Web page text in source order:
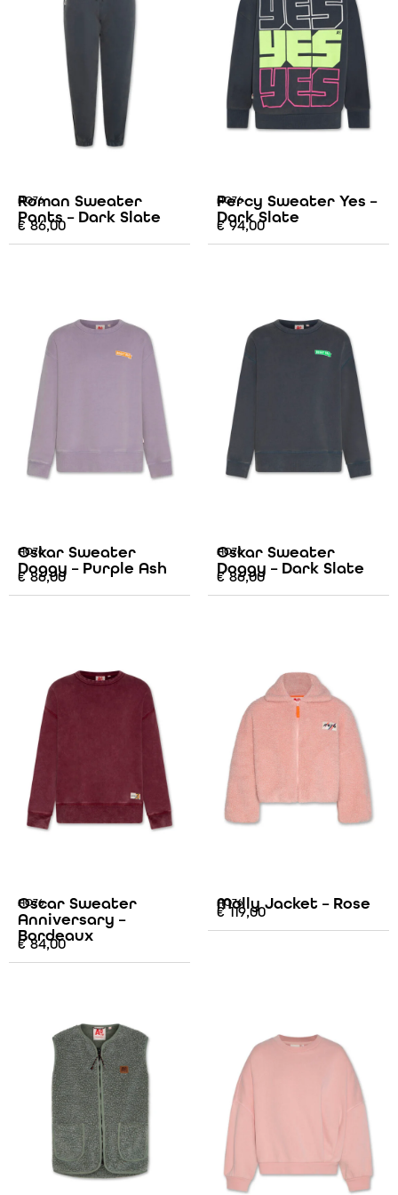
AO76
Roman Sweater
Pants – Dark Slate
€86,00
AO76
Percy Sweater Yes –
Dark Slate
€94,00
AO76
Oskar Sweater
Doggy – Purple Ash
€86,00
AO76
Oskar Sweater
Doggy – Dark Slate
€86,00
AO76
Oscar Sweater
Anniversary –
Bordeaux
€84,00
AO76
Molly Jacket – Rose
€119,00